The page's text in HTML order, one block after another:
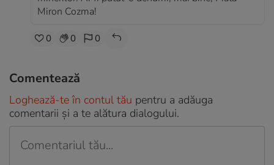
Miron Cozma!
0 0 0
Comentează
Loghează-te în contul tău pentru a adăuga
comentarii și a te alătura dialogului.